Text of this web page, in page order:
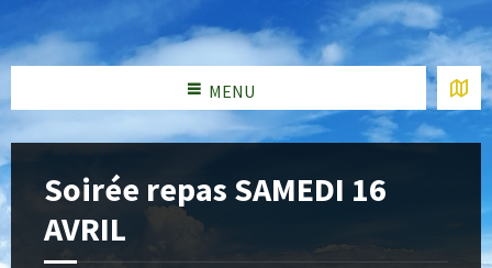
MENU
Soirée repas SAMEDI 16
AVRIL